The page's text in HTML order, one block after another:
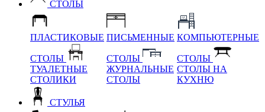
СТОЛЫ
ПЛАСТИКОВЫЕ
СТОЛЫ
ТУАЛЕТНЫЕ
СТОЛИКИ
ПИСЬМЕННЫЕ
СТОЛЫ
ЖУРНАЛЬНЫЕ
СТОЛЫ
КОМПЬЮТЕРНЫЕ
СТОЛЫ
СТОЛЫ НА
КУХНЮ
СТУЛЬЯ